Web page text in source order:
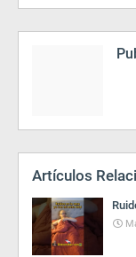
Artículos